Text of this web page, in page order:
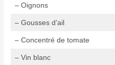
– Oignons
– Gousses d’ail
– Concentré de tomate
– Vin blanc